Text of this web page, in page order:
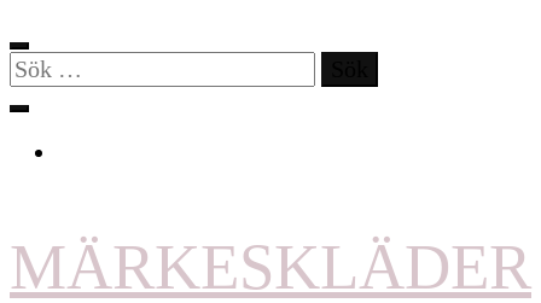
Sök
efter:
MÄRKESKLÄDER